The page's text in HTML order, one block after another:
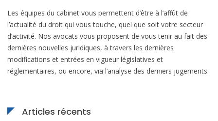
Les équipes du cabinet vous permettent d’être à l’affût de
l’actualité du droit qui vous touche, quel que soit votre secteur
d’activité. Nos avocats vous proposent de vous tenir au fait des
dernières nouvelles juridiques, à travers les dernières
modifications et entrées en vigueur législatives et
réglementaires, ou encore, via l’analyse des derniers jugements.
Articles récents